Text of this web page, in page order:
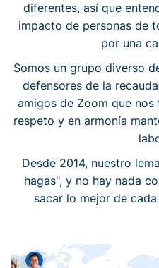
diferentes, así que
impacto de personas de
por una
Somos un grupo diverso
defensores de la
amigos de Zoom que
respeto y en armonía
Desde 2014, nuestro
hagas", y no hay nada
sacar lo mejor de